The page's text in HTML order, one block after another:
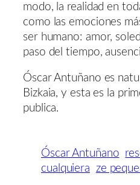
modo, la realidad en
como las emociones
ser humano: amor,
paso del tiempo,
Óscar Antuñano es
Bizkaia, y esta es la
publica.
Óscar Antuñano
cualquiera ze